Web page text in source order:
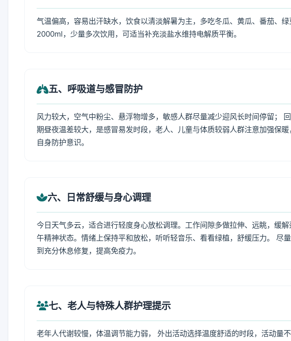
气温偏高，容易出汗缺水，饮食以清淡解暑为主，多吃冬瓜、黄瓜、番茄、
2000ml，少量多次饮用，可适当补充淡盐水维持电解质平衡。
五、呼吸道与感冒防护
风力较大，空气中粉尘、悬浮物增多，敏感人群尽量减少迎风长时间停留；
期昼夜温差较大，是感冒易发时段，老人、儿童与体质较弱人群注意加强保
自身防护意识。
六、日常舒缓与身心调理
今日天气多云，适合进行轻度身心放松调理。工作间隙多做拉伸、远眺，缓
午精神状态。情绪上保持平和放松，听听轻音乐、看看绿植，舒缓压力。 尽
到充分休息修复，提高免疫力。
七、老人与特殊人群护理提示
老年人代谢较慢，体温调节能力弱， 外出活动选择温度舒适的时段，活动量